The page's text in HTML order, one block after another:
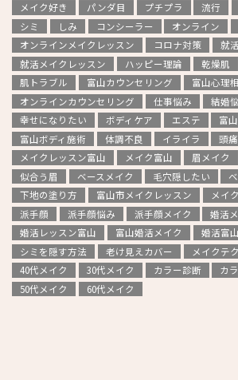
メイク好き
パンダ目 プチプラ 流行
シミ
しみ コンシーラー オンライン
オンラインメイクレッスン
コロナ対策 就活
就活メイクレッスン
ハッピー理論 乾燥肌
肌トラブル
富山カウンセリング
富山心理
オンラインカウンセリング
仕事悩み 結婚
幸せになりたい
ボディケア エステ
富
富山ボディ施術
体調不良 イライラ 頭痛
メイクレッスン富山
メイク富山 眉メイク
似合う眉
ベースメイク 毛穴隠したい
下地の塗り方
富山市メイクレッスン
メイ
派手顔
派手顔悩み 派手顔メイク
婚活
婚活レッスン富山
富山婚活メイク
婚活富
シミを隠す方法
老け見えカバー
メイクテ
40代メイク
30代メイク カラー診断
カ
50代メイク
60代メイク